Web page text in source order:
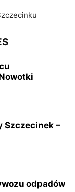
Szczecinek –
odpadów